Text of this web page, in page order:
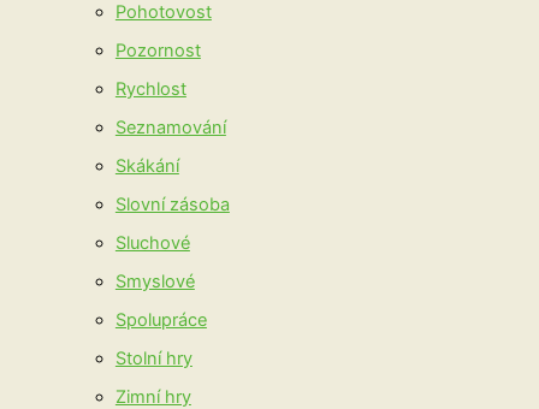
Pohotovost
Pozornost
Rychlost
Seznamování
Skákání
Slovní zásoba
Sluchové
Smyslové
Spolupráce
Stolní hry
Zimní hry